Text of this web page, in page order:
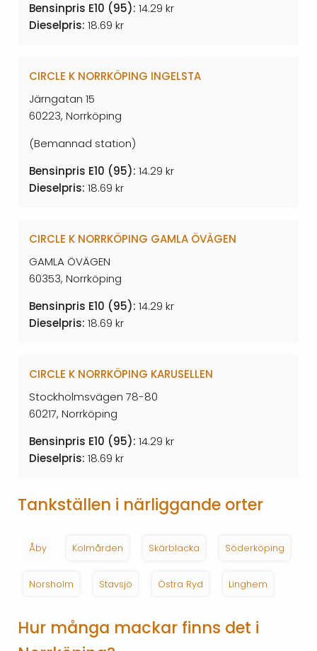
Bensinpris E10 (95): 14.29 kr
Dieselpris: 18.69 kr
CIRCLE K NORRKÖPING INGELSTA
Järngatan 15
60223, Norrköping
(Bemannad station)
Bensinpris E10 (95): 14.29 kr
Dieselpris: 18.69 kr
CIRCLE K NORRKÖPING GAMLA ÖVÄGEN
GAMLA ÖVÄGEN
60353, Norrköping
Bensinpris E10 (95): 14.29 kr
Dieselpris: 18.69 kr
CIRCLE K NORRKÖPING KARUSELLEN
Stockholmsvägen 78-80
60217, Norrköping
Bensinpris E10 (95): 14.29 kr
Dieselpris: 18.69 kr
Tankställen i närliggande orter
Åby Kolmården Skärblacka Söderköping
Norsholm Stavsjö Östra Ryd Linghem
Hur många mackar finns det i